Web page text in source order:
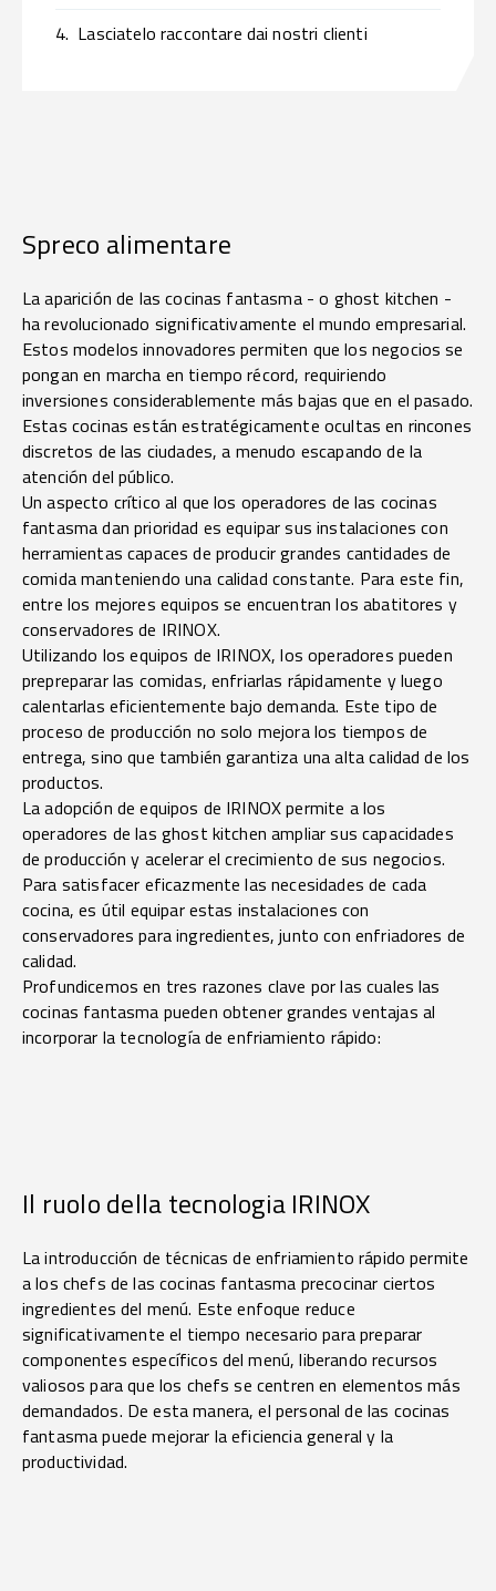
4. Lasciatelo raccontare dai nostri clienti
Spreco alimentare
La aparición de las cocinas fantasma - o ghost kitchen -
ha revolucionado significativamente el mundo empresarial.
Estos modelos innovadores permiten que los negocios se
pongan en marcha en tiempo récord, requiriendo
inversiones considerablemente más bajas que en el pasado.
Estas cocinas están estratégicamente ocultas en rincones
discretos de las ciudades, a menudo escapando de la
atención del público.
Un aspecto crítico al que los operadores de las cocinas
fantasma dan prioridad es equipar sus instalaciones con
herramientas capaces de producir grandes cantidades de
comida manteniendo una calidad constante. Para este fin,
entre los mejores equipos se encuentran los abatitores y
conservadores de IRINOX.
Utilizando los equipos de IRINOX, los operadores pueden
prepreparar las comidas, enfriarlas rápidamente y luego
calentarlas eficientemente bajo demanda. Este tipo de
proceso de producción no solo mejora los tiempos de
entrega, sino que también garantiza una alta calidad de los
productos.
La adopción de equipos de IRINOX permite a los
operadores de las ghost kitchen ampliar sus capacidades
de producción y acelerar el crecimiento de sus negocios.
Para satisfacer eficazmente las necesidades de cada
cocina, es útil equipar estas instalaciones con
conservadores para ingredientes, junto con enfriadores de
calidad.
Profundicemos en tres razones clave por las cuales las
cocinas fantasma pueden obtener grandes ventajas al
incorporar la tecnología de enfriamiento rápido:
Il ruolo della tecnologia IRINOX
La introducción de técnicas de enfriamiento rápido permite
a los chefs de las cocinas fantasma precocinar ciertos
ingredientes del menú. Este enfoque reduce
significativamente el tiempo necesario para preparar
componentes específicos del menú, liberando recursos
valiosos para que los chefs se centren en elementos más
demandados. De esta manera, el personal de las cocinas
fantasma puede mejorar la eficiencia general y la
productividad.